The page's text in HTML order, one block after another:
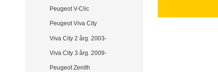
Peugeot V-Clic
Peugeot Viva City
Viva City 2 årg. 2003-
Viva City 3 årg. 2009-
Peugeot Zenith